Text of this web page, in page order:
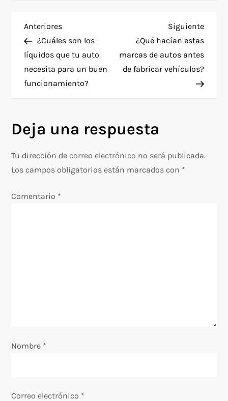
N
a
v
g
a
c
i
n
r
Entrada
anterior
Anteriores
¿Cuáles son los
líquidos que tu auto
necesita para un buen
funcionamiento?
Siguiente
¿Qué hacían estas
marcas de autos antes
de fabricar vehículos?
Deja una respuesta
Tu dirección de correo electrónico no será publicada.
Los campos obligatorios están marcados con *
Comentario *
Nombre *
Correo electrónico *